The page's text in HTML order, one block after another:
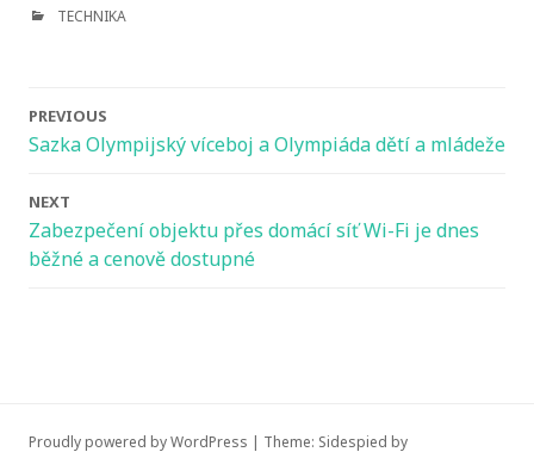
CATEGORIES
TECHNIKA
Post
navigation
PREVIOUS
Sazka Olympijský víceboj a Olympiáda dětí a mládeže
NEXT
Zabezpečení objektu přes domácí síť Wi-Fi je dnes
běžné a cenově dostupné
Proudly powered by WordPress | Theme: Sidespied by